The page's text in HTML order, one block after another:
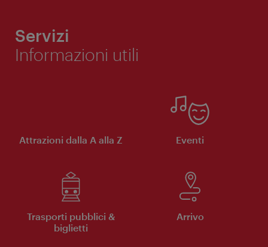
Servizi
Informazioni utili
Attrazioni dalla A alla Z Eventi
Trasporti pubblici &
biglietti
Arrivo